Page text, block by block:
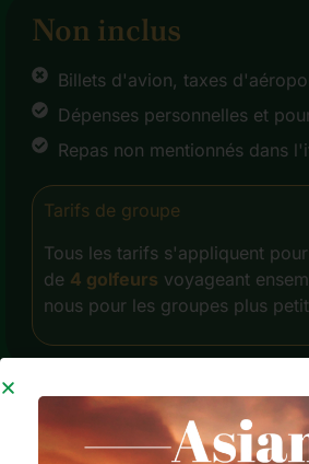
Non inclus
Billets d'avion, taxes
Dépenses personnelles et
Repas non mentionnés dans
Tarifs de groupe
Tous les tarifs s'appliquent
de 4 golfeurs voyageant
nous pour les groupes plus